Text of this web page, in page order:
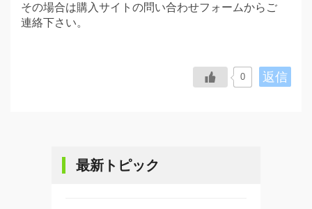
その場合は購入サイトの問い合わせフォームからご
連絡下さい。
返信
0
最新トピック